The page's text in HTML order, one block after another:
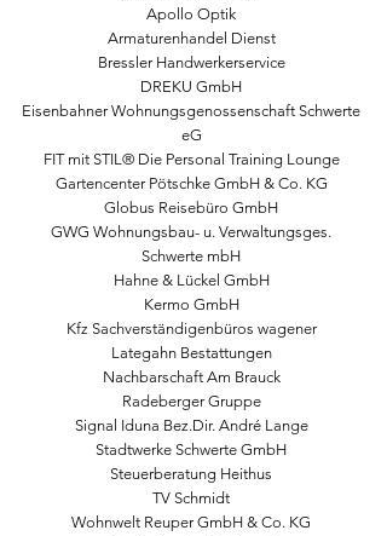
Apollo Optik
Armaturenhandel Dienst
Bressler Handwerkerservice
DREKU GmbH
Eisenbahner Wohnungsgenossenschaft Schwerte
eG
FIT mit STIL® Die Personal Training Lounge
Gartencenter Pötschke GmbH & Co. KG
Globus Reisebüro GmbH
GWG Wohnungsbau- u. Verwaltungsges.
Schwerte mbH
Hahne & Lückel GmbH
Kermo GmbH
Kfz Sachverständigenbüros wagener
Lategahn Bestattungen
Nachbarschaft Am Brauck
Radeberger Gruppe
Signal Iduna Bez.Dir. André Lange
Stadtwerke Schwerte GmbH
Steuerberatung Heithus
TV Schmidt
Wohnwelt Reuper GmbH & Co. KG